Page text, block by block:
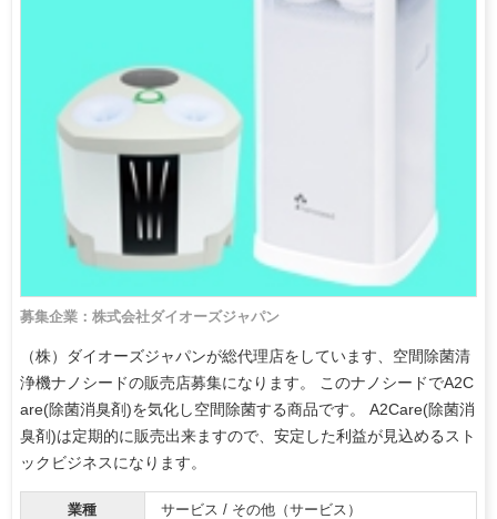
募集企業：株式会社ダイオーズジャパン
（株）ダイオーズジャパンが総代理店をしています、空間除菌清
浄機ナノシードの販売店募集になります。 このナノシードでA2C
are(除菌消臭剤)を気化し空間除菌する商品です。 A2Care(除菌消
臭剤)は定期的に販売出来ますので、安定した利益が見込めるスト
ックビジネスになります。
業種 サービス / その他（サービス）